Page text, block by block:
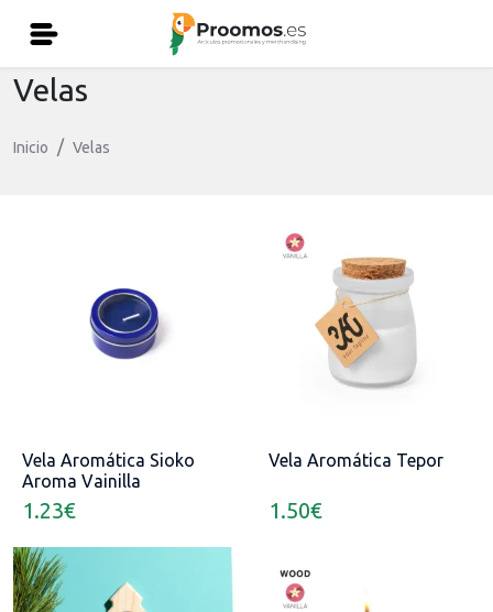
Velas
Inicio Velas
Vela Aromática Sioko
Aroma Vainilla
1.23€
Vela Aromática Tepor
1.50€